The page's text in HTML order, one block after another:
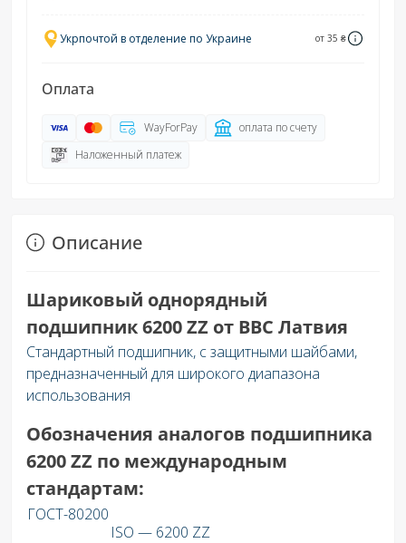
Укрпочтой в отделение по Украине от 35 ₴
Оплата
WayForPay
оплата по счету
Наложенный платеж
Описание
Шариковый однорядный
подшипник 6200 ZZ от BBC Латвия
Стандартный подшипник, с защитными шайбами,
предназначенный для широкого диапазона
использования
Обозначения аналогов подшипника
6200 ZZ по международным
стандартам:
ГОСТ-80200
ISO — 6200 ZZ